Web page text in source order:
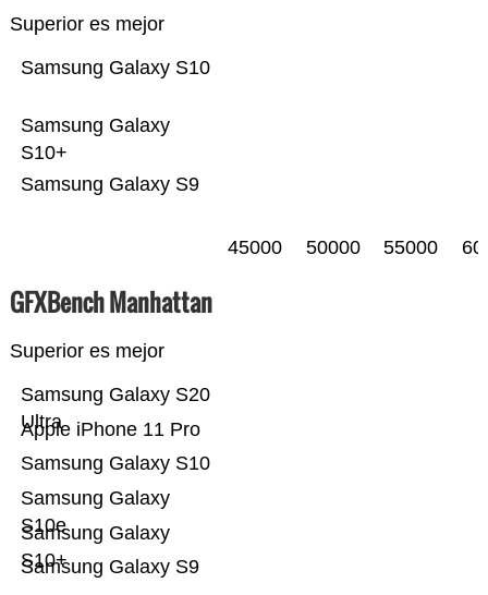
Superior es mejor
Samsung Galaxy S9
Samsung Galaxy
S10+
Samsung Galaxy S10
45000 50000 55000
GFXBench Manhattan
Superior es mejor
Samsung Galaxy S9
Samsung Galaxy
S10+
Samsung Galaxy
S10e
Samsung Galaxy S10
Apple iPhone 11 Pro
Samsung Galaxy S20
Ultra